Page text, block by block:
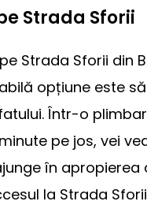
Strada Sforii
Strada Sforii din
opțiune este
Într-o
pe jos, vei
în apropierea
la Strada